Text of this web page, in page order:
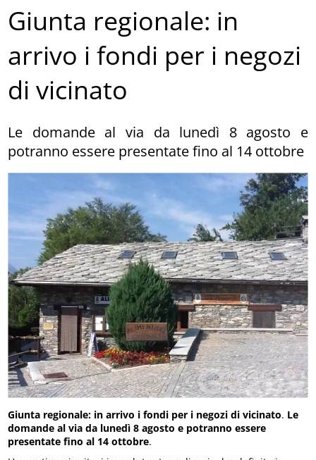
Giunta regionale: in
arrivo i fondi per i negozi
di vicinato
Le domande al via da lunedì 8 agosto e
potranno essere presentate fino al 14 ottobre
Giunta regionale: in arrivo i fondi per i negozi di vicinato. Le
domande al via da lunedì 8 agosto e potranno essere
presentate fino al 14 ottobre.